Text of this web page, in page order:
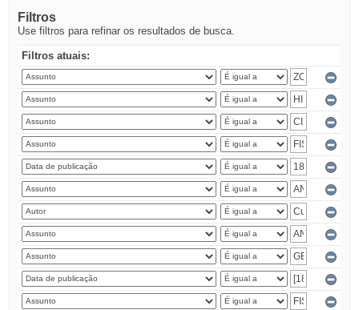
Filtros
Use filtros para refinar os resultados de busca.
Filtros atuais: